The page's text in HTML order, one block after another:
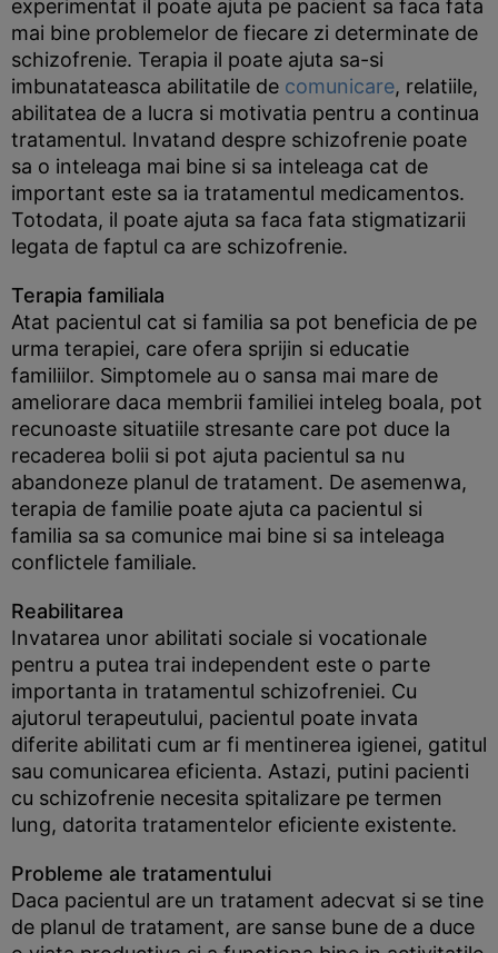
experimentat il poate ajuta pe pacient sa faca fata
mai bine problemelor de fiecare zi determinate de
schizofrenie. Terapia il poate ajuta sa-si
imbunatateasca abilitatile de comunicare, relatiile,
abilitatea de a lucra si motivatia pentru a continua
tratamentul. Invatand despre schizofrenie poate
sa o inteleaga mai bine si sa inteleaga cat de
important este sa ia tratamentul medicamentos.
Totodata, il poate ajuta sa faca fata stigmatizarii
legata de faptul ca are schizofrenie.
Terapia familiala
Atat pacientul cat si familia sa pot beneficia de pe
urma terapiei, care ofera sprijin si educatie
familiilor. Simptomele au o sansa mai mare de
ameliorare daca membrii familiei inteleg boala, pot
recunoaste situatiile stresante care pot duce la
recaderea bolii si pot ajuta pacientul sa nu
abandoneze planul de tratament. De asemenwa,
terapia de familie poate ajuta ca pacientul si
familia sa sa comunice mai bine si sa inteleaga
conflictele familiale.
Reabilitarea
Invatarea unor abilitati sociale si vocationale
pentru a putea trai independent este o parte
importanta in tratamentul schizofreniei. Cu
ajutorul terapeutului, pacientul poate invata
diferite abilitati cum ar fi mentinerea igienei, gatitul
sau comunicarea eficienta. Astazi, putini pacienti
cu schizofrenie necesita spitalizare pe termen
lung, datorita tratamentelor eficiente existente.
Probleme ale tratamentului
Daca pacientul are un tratament adecvat si se tine
de planul de tratament, are sanse bune de a duce